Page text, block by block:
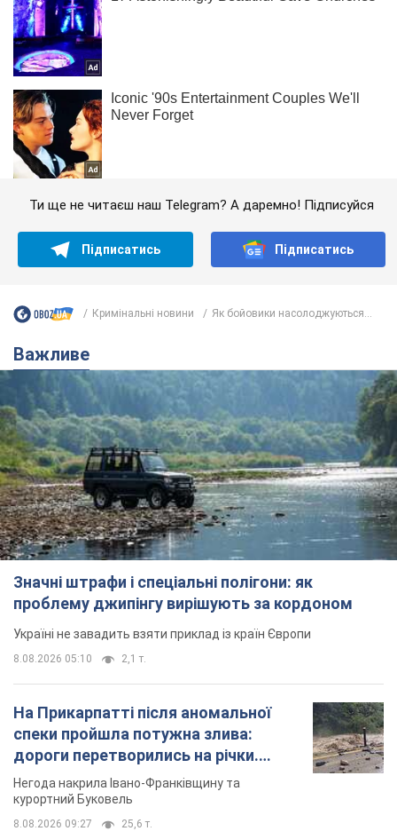
Ти ще не читаєш наш Telegram? А даремно! Підписуйся
Підписатись Підписатись
Кримінальні новини Як бойовики насолоджуються...
Важливе
Значні штрафи і спеціальні полігони: як
проблему джипінгу вирішують за кордоном
Україні не завадить взяти приклад із країн Європи
8.08.2026 05:10 2,1 т.
На Прикарпатті після аномальної
спеки пройшла потужна злива:
дороги перетворились на річки.
Відео
Негода накрила Івано-Франківщину та
курортний Буковель
8.08.2026 09:27 25,6 т.